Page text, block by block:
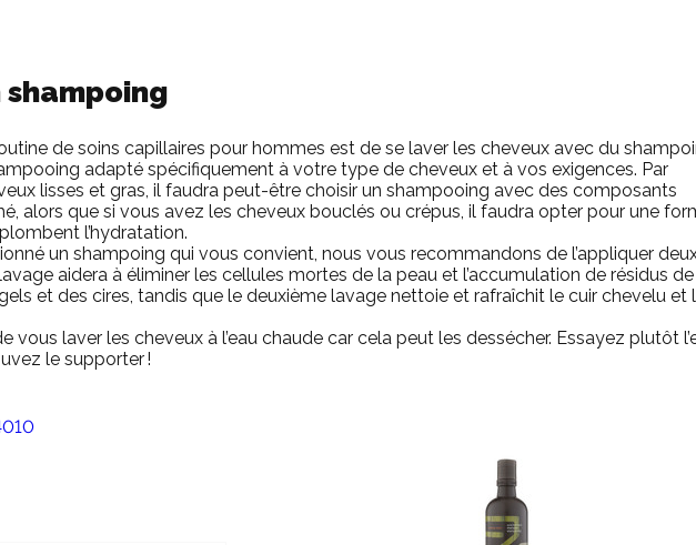
shampoing
de soins capillaires pour hommes est de se laver les cheveux avec du
adapté spécifiquement à votre type de cheveux et à vos exigences. Par
lisses et gras, il faudra peut-être choisir un shampooing avec des composants
alors que si vous avez les cheveux bouclés ou crépus, il faudra opter pour une
l’hydratation.
un shampoing qui vous convient, nous vous recommandons de l’appliquer
aidera à éliminer les cellules mortes de la peau et l’accumulation de résidus de
et des cires, tandis que le deuxième lavage nettoie et rafraîchit le cuir chevelu et
vous laver les cheveux à l’eau chaude car cela peut les dessécher. Essayez plutôt
le supporter !